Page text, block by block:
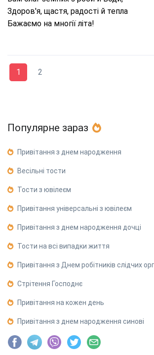
Здоров'я, щастя, радості й тепла
Бажаємо на многії літа!
1 2
Популярне зараз
Привітання з днем народження
Весільні тости
Тости з ювілеєм
Привітання універсальні з ювілеєм
Привітання з днем народження дочці
Тости на всі випадки життя
Привітання з Днем робітників слідчих
Стрітення Господнє
Привітання на кожен день
Привітання з днем народження синові